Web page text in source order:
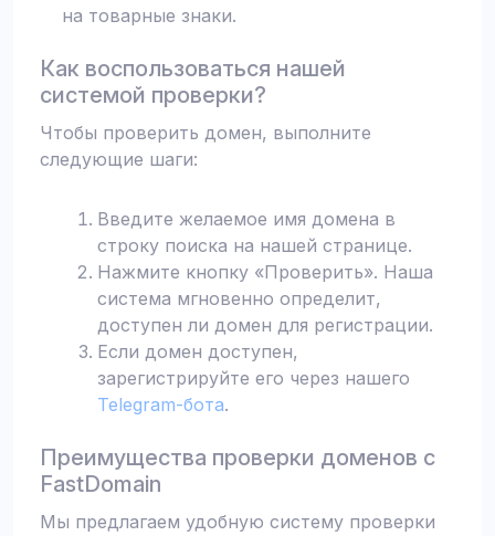
на товарные знаки.
Как воспользоваться нашей
системой проверки?
Чтобы проверить домен, выполните
следующие шаги:
Введите желаемое имя домена в
строку поиска на нашей странице.
Нажмите кнопку «Проверить». Наша
система мгновенно определит,
доступен ли домен для регистрации.
Если домен доступен,
зарегистрируйте его через нашего
Telegram-бота.
Преимущества проверки доменов с
FastDomain
Мы предлагаем удобную систему проверки